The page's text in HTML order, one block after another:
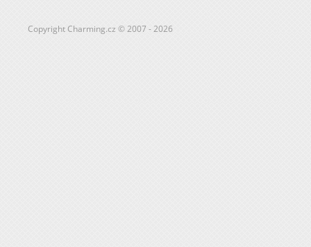
Copyright Charming.cz © 2007 - 2026